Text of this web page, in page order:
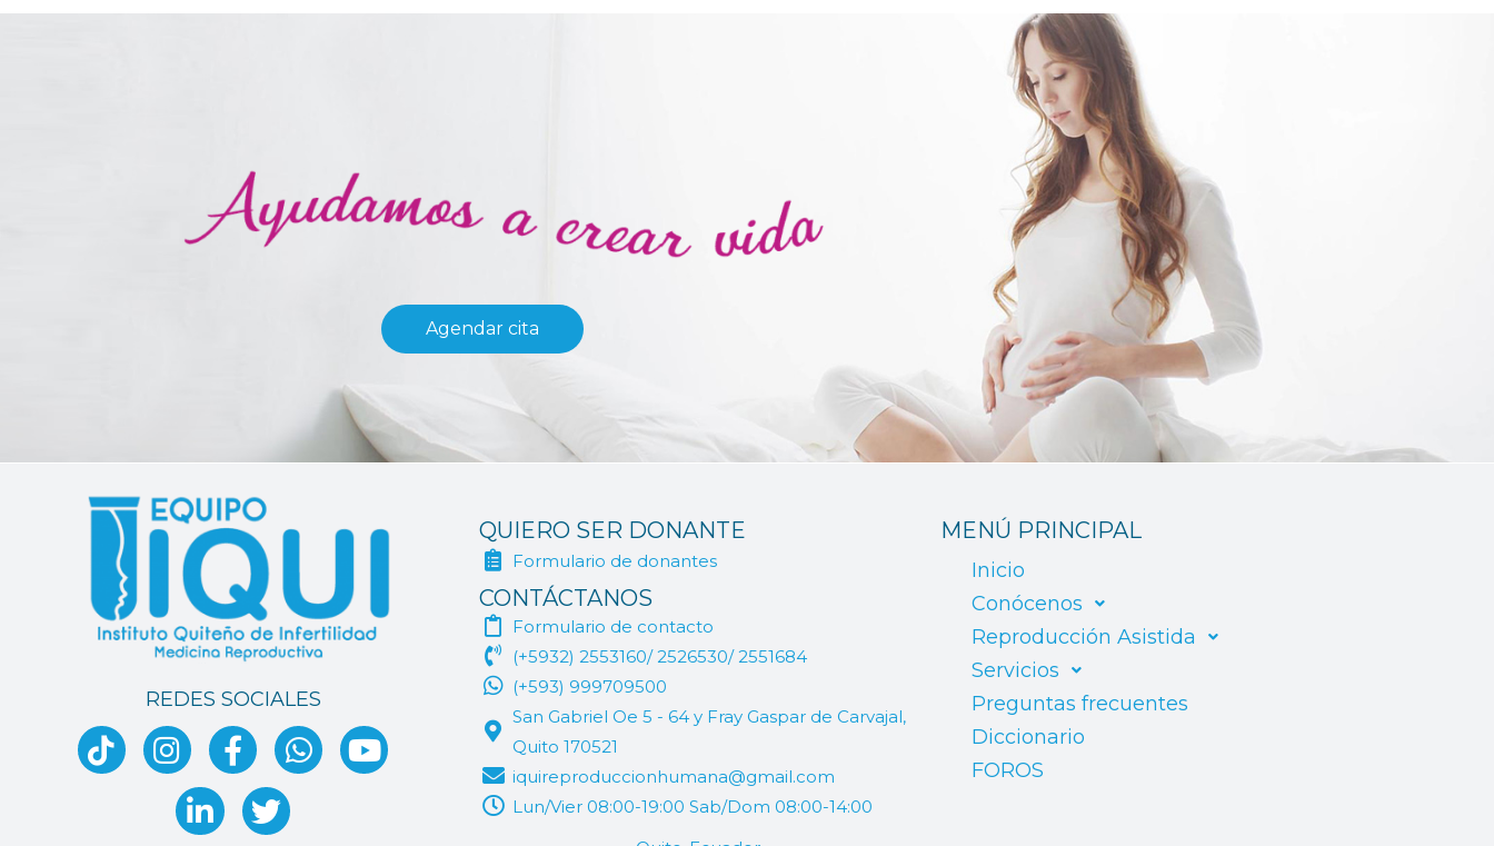
Agendar cita
REDES SOCIALES
QUIERO SER DONANTE
Formulario de donantes
CONTÁCTANOS
Formulario de contacto
(+5932) 2553160/ 2526530/ 2551684
(+593) 999709500
San Gabriel Oe 5 - 64 y Fray Gaspar de Carvajal,
Quito 170521
iquireproduccionhumana@gmail.com
Lun/Vier 08:00-19:00 Sab/Dom 08:00-14:00
MENÚ PRINCIPAL
Inicio
Conócenos
Reproducción Asistida
Servicios
Preguntas frecuentes
Diccionario
FOROS